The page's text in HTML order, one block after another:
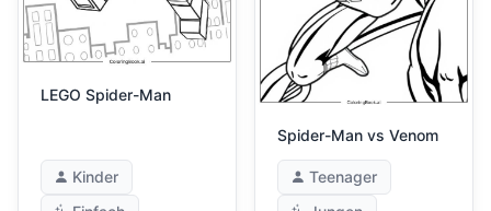
LEGO Spider-Man
Kinder
Spider-Man vs Venom
Teenager